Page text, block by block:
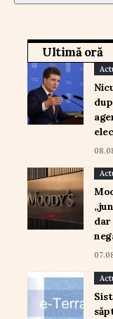
Ultimă oră
dar